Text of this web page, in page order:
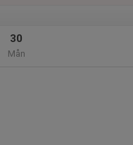
30
Mån